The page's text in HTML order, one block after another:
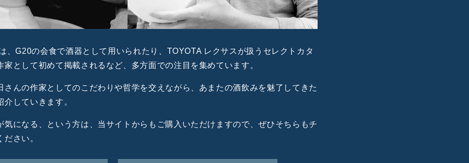
、G20の会食で酒器として用いられたり、TOYOTA レクサスが扱うセレクトカタ
家として初めて掲載されるなど、多方面での注目を集めています。
さんの作家としてのこだわりや哲学を交えながら、あまたの酒飲みを魅了してきた
していきます。
気になる、という方は、当サイトからもご購入いただけますので、ぜひそちらもチ
ださい。